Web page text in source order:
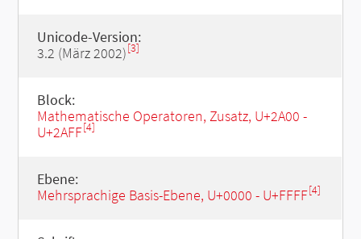
Unicode-Version:
3.2 (März 2002)[3]
Block:
Mathematische Operatoren, Zusatz, U+2A00 -
U+2AFF[4]
Ebene:
Mehrsprachige Basis-Ebene, U+0000 - U+FFFF[4]